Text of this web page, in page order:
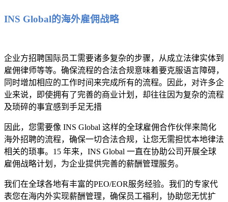
INS Global的海外雇佣战略
企业方招聘国际员工需要诸多复杂的步骤，从成立法律实体到
雇佣律师等等。确保流程的合法合规意味着要克服语言障碍，
同时增加相应的工作时间来完成所有的流程。因此，对许多企
业来说，即使拥有了完善的商业计划，却往往因为复杂的流程
及琐碎的事宜感到手足无措
因此，您需要像 INS Global 这样的全球雇佣合作伙伴来简化
海外招聘的流程，确保一切合法合规，让您无需担忧本地律法
相关的琐事。15 年来，INS Global 一直在协助公司开展全球
雇佣战略计划，为企业提供完善的薪酬管理服务。
我们在全球各地有丰富的PEO/EOR服务经验。我们的专家代
表您在海内外实现薪酬管理，确保员工福利，协助您无忧扩